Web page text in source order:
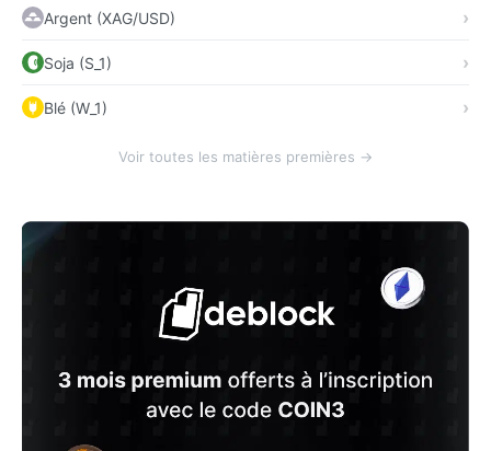
Argent (XAG/USD)
Soja (S_1)
Blé (W_1)
Voir toutes les matières premières →